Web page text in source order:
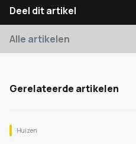
Deel dit artikel
Alle artikelen
Gerelateerde artikelen
Huizen